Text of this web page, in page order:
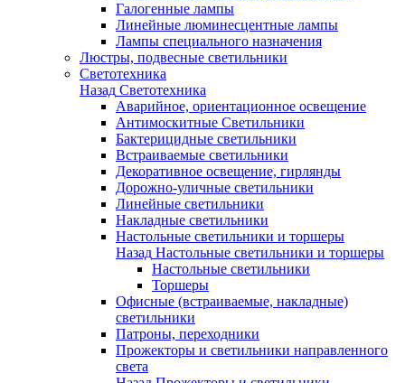
Галогенные лампы
Линейные люминесцентные лампы
Лампы специального назначения
Люстры, подвесные светильники
Светотехника
Назад Светотехника
Аварийное, ориентационное освещение
Антимоскитные Светильники
Бактерицидные светильники
Встраиваемые светильники
Декоративное освещение, гирлянды
Дорожно-уличные светильники
Линейные светильники
Накладные светильники
Настольные светильники и торшеры
Назад Настольные светильники и торшеры
Настольные светильники
Торшеры
Офисные (встраиваемые, накладные)
светильники
Патроны, переходники
Прожекторы и светильники направленного
света